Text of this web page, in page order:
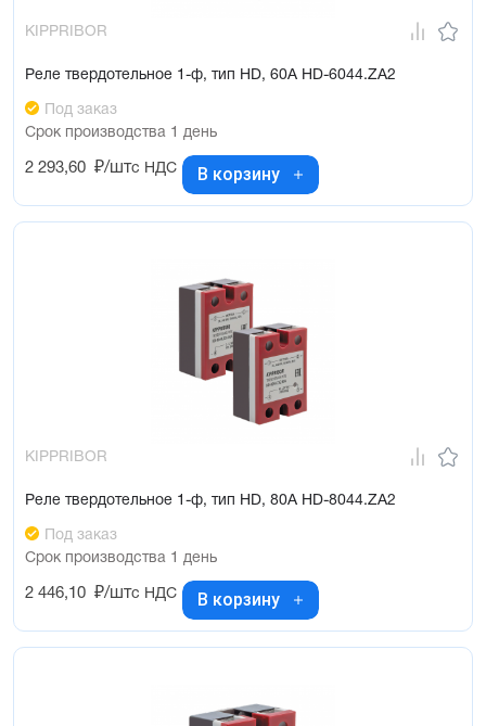
KIPPRIBOR
Реле твердотельное 1-ф, тип HD, 60А HD-6044.ZA2
Под заказ
Срок производства 1 день
2 293,60 ₽/штс НДС В корзину
KIPPRIBOR
Реле твердотельное 1-ф, тип HD, 80А HD-8044.ZA2
Под заказ
Срок производства 1 день
2 446,10 ₽/штс НДС В корзину